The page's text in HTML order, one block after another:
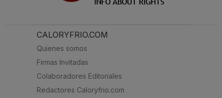
CALORYFRIO.COM
Quienes somos
Firmas Invitadas
Colaboradores Editoriales
Redactores Caloryfrio.com